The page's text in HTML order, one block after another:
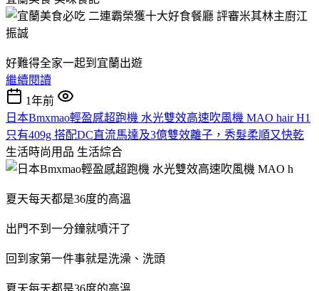
好難得全家一起到宜蘭出遊
繼續閱讀
1年前
日本Bmxmao輕盈感超跑機 水光雙效高速吹風機 MAO hair H1
只有409g 搭配DC直流馬達及3億雙效離子，秀髮柔順又快乾
生活時尚用品 生活綜合
夏天每天都是36度的高溫
出門不到一分鐘就噴汗了
回到家第一件事就是洗澡、洗頭
夏天每天都是36度的高溫